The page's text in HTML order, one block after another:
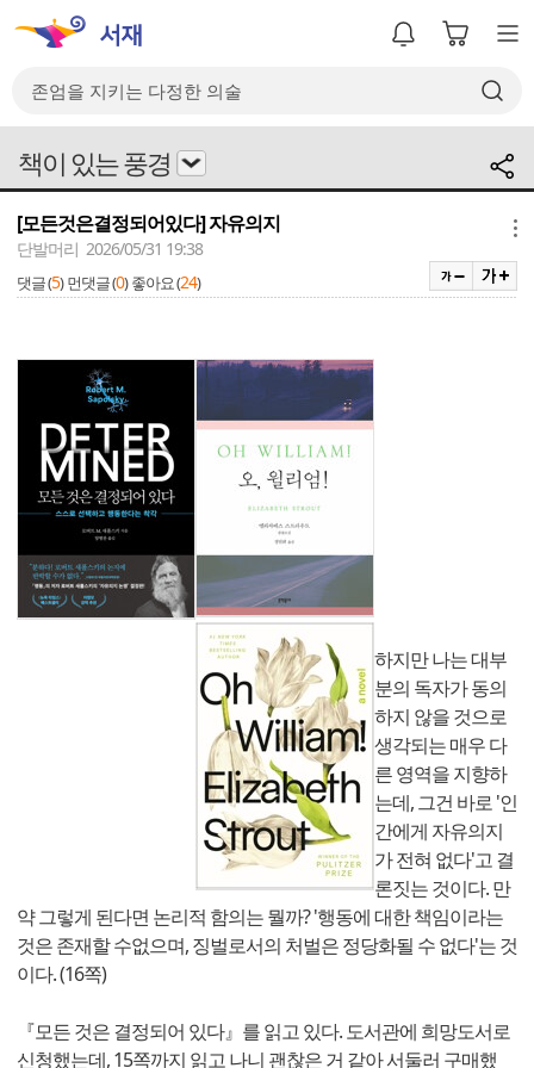
책이 있는 풍경
[모든것은결정되어있다] 자유의지
단발머리 2026/05/31 19:38
댓글 (5) 먼댓글 (0) 좋아요 (24)
하지만 나는 대부
분의 독자가 동의
하지 않을 것으로
생각되는 매우 다
른 영역을 지향하
는데, 그건 바로 '인
간에게 자유의지
가 전혀 없다'고 결
론짓는 것이다. 만
약 그렇게 된다면 논리적 함의는 뭘까? '행동에 대한 책임이라는
것은 존재할 수없으며, 징벌로서의 처벌은 정당화될 수 없다'는 것
이다. (16쪽)
『모든 것은 결정되어 있다』를 읽고 있다. 도서관에 희망도서로
신청했는데, 15쪽까지 읽고 나니 괜찮은 거 같아 서둘러 구매했